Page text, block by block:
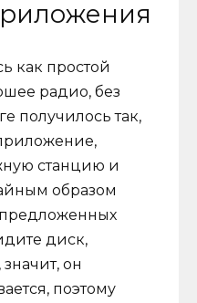
как простой
радио, без
получилось так,
станцию ​​и
образом
предложенных
диск,
он
поэтому